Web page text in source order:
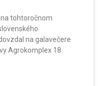
tohtoročnom
na galavečere
Agrokomplex 18